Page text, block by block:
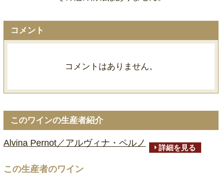
コメント
コメントはありません。
このワインの生産者紹介
Alvina Pernot／アルヴィナ・ペルノ 詳細を見る
この生産者のワイン